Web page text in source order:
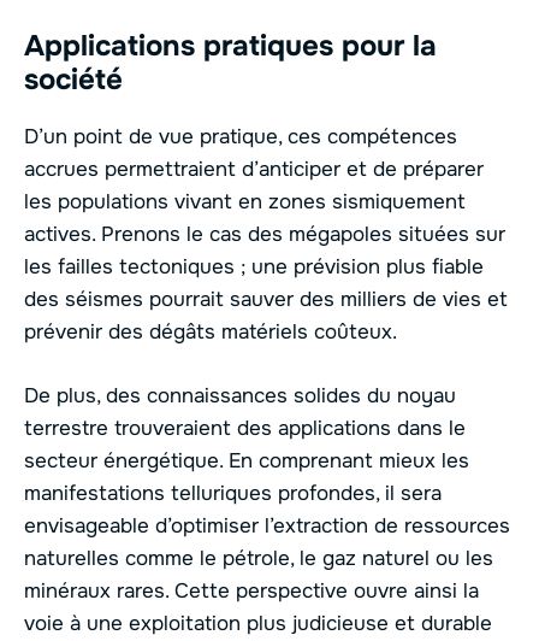
Applications pratiques pour la
société
D’un point de vue pratique, ces compétences
accrues permettraient d’anticiper et de préparer
les populations vivant en zones sismiquement
actives. Prenons le cas des mégapoles situées sur
les failles tectoniques ; une prévision plus fiable
des séismes pourrait sauver des milliers de vies et
prévenir des dégâts matériels coûteux.
De plus, des connaissances solides du noyau
terrestre trouveraient des applications dans le
secteur énergétique. En comprenant mieux les
manifestations telluriques profondes, il sera
envisageable d’optimiser l’extraction de ressources
naturelles comme le pétrole, le gaz naturel ou les
minéraux rares. Cette perspective ouvre ainsi la
voie à une exploitation plus judicieuse et durable